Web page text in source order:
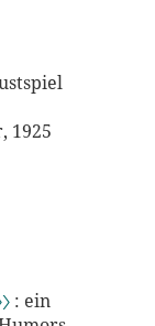
1925
: ein